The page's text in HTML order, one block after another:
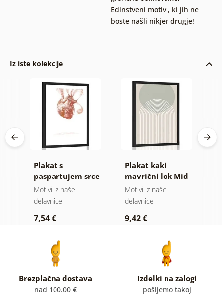
Edinstveni motivi, ki jih ne
boste našli nikjer drugje!
Iz iste kolekcije
Plakat s
paspartujem srce
s citatom
Motivi iz naše
delavnice
7,54 €
Plakat kaki
mavrični lok Mid-
Century
Motivi iz naše
delavnice
9,42 €
Brezplačna dostava
nad 100.00 €
Izdelki na zalogi
pošljemo takoj